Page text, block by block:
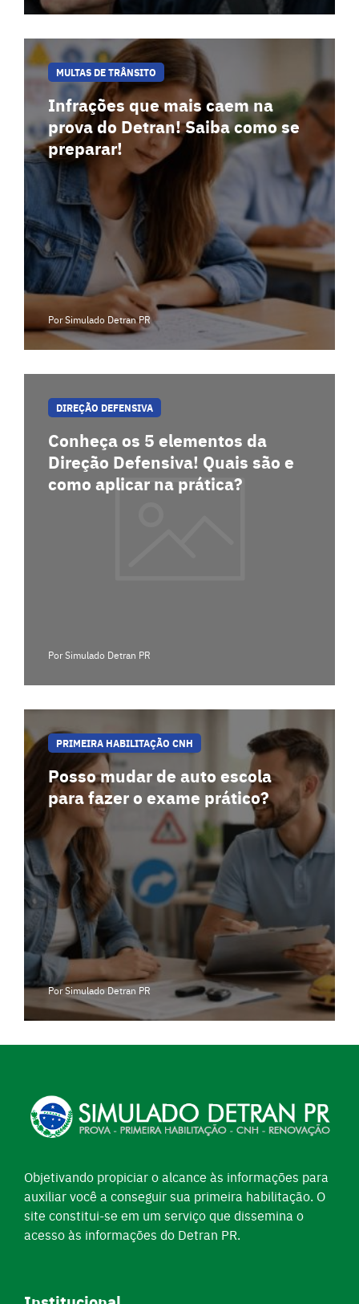
MULTAS DE TRÂNSITO
Infrações que mais caem na
prova do Detran! Saiba como se
preparar!
Por Simulado Detran PR
DIREÇÃO DEFENSIVA
Conheça os 5 elementos da
Direção Defensiva! Quais são e
como aplicar na prática?
Por Simulado Detran PR
PRIMEIRA HABILITAÇÃO CNH
Posso mudar de auto escola
para fazer o exame prático?
Por Simulado Detran PR
Objetivando propiciar o alcance às informações para
auxiliar você a conseguir sua primeira habilitação. O
site constitui-se em um serviço que dissemina o
acesso às informações do Detran PR.